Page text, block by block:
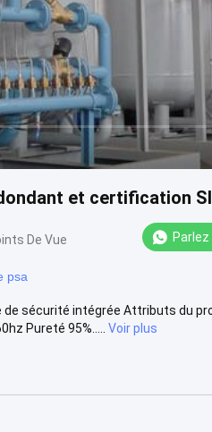
et certification
De Vue
psa
sécurité intégrée Attributs du
Pureté 95%.....
Voir plus